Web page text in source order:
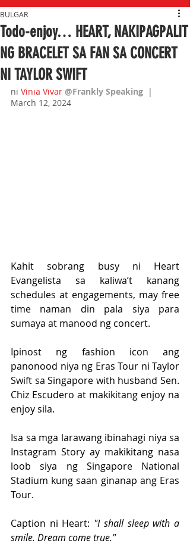
Todo-enjoy… HEART, NAKIPAGPALIT
NG BRACELET SA FAN SA CONCERT
NI TAYLOR SWIFT
BULGAR
ni Vinia Vivar @Frankly Speaking |
March 12, 2024
Kahit sobrang busy ni Heart
Evangelista sa kaliwa’t kanang
schedules at engagements, may free
time naman din pala siya para
sumaya at manood ng concert.
Ipinost ng fashion icon ang
panonood niya ng Eras Tour ni Taylor
Swift sa Singapore with husband Sen.
Chiz Escudero at makikitang enjoy na
enjoy sila.
Isa sa mga larawang ibinahagi niya sa
Instagram Story ay makikitang nasa
loob siya ng Singapore National
Stadium kung saan ginanap ang Eras
Tour.
Caption ni Heart: "I shall sleep with a
smile. Dream come true."